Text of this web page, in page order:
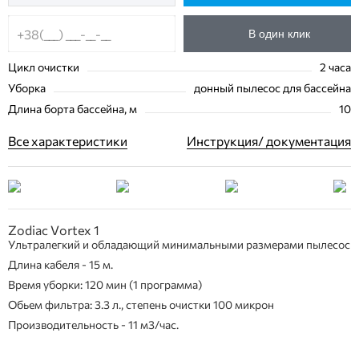
В один клик
Цикл очистки
2 часа
Уборка
донный пылесос для бассейна
Длина борта бассейна, м
10
Все характеристики Инструкция/ документация
Zodiac Vortex 1
Ультралегкий и обладающий минимальными размерами пылесос
Длина кабеля - 15 м.
Время уборки: 120 мин (1 программа)
Обьем фильтра: 3.3 л., степень очистки 100 микрон
Производительность - 11 м3/час.